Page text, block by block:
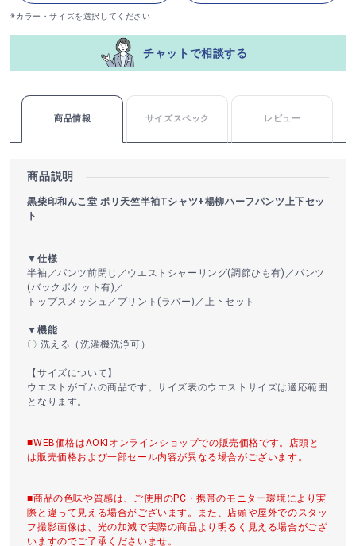
※カラー・サイズを選択してください
チャットで相談する
商品情報 サイズスペック レビュー
商品説明
黒柴印和んこ堂 ポリ天竺半袖Tシャツ+楊柳ハーフパンツ上下セッ
ト
▼仕様
半袖／パンツ前閉じ／ウエストシャーリング(調節ひも有)／パンツ
(バックポケット有)／
トップスメッシュ／プリント(ラバー)／上下セット
▼機能
〇 洗える（洗濯機洗浄可）
【サイズについて】
ウエストがゴムの商品です。サイズ表のウエストサイズは適応範囲
となります。
■WEB価格はAOKIオンラインショップでの販売価格です。店頭と
は販売価格および一部セール内容が異なる場合がございます。
■商品の色味や質感は、ご使用のPC・携帯のモニター環境により実
際と違って見える場合がございます。また、店頭や屋外でのスタッ
フ撮影画像は、光の加減で実際の商品より明るく見える場合がござ
いますのでご了承くださいませ。